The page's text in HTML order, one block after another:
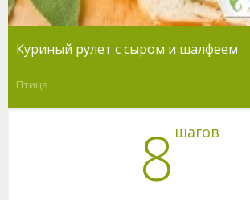
Куриный рулет с сыром и шалфеем
Птица
8 шагов